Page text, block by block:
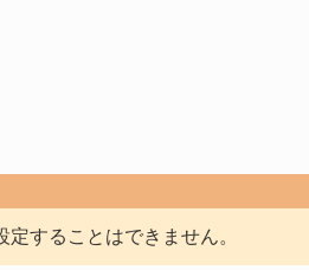
することはできません。